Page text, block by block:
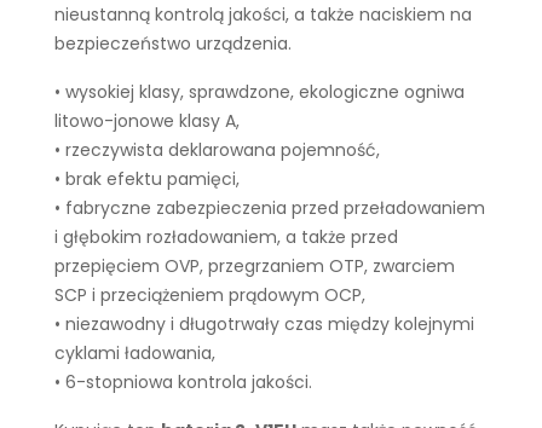
nieustanną kontrolą jakości, a także naciskiem na
bezpieczeństwo urządzenia.
• wysokiej klasy, sprawdzone, ekologiczne ogniwa
litowo-jonowe klasy A,
• rzeczywista deklarowana pojemność,
• brak efektu pamięci,
• fabryczne zabezpieczenia przed przeładowaniem
i głębokim rozładowaniem, a także przed
przepięciem OVP, przegrzaniem OTP, zwarciem
SCP i przeciążeniem prądowym OCP,
• niezawodny i długotrwały czas między kolejnymi
cyklami ładowania,
• 6-stopniowa kontrola jakości.